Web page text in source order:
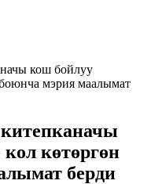
кош бойлуу
мэрия маалымат
көтөргөн
берди